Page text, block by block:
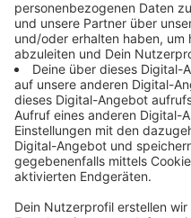
Handel und der
wären unter anderem
Coronatests der
digital nachverfolgt und
werden. Der Kreis
bei uns für optimal. Das
weiter. Die Konkurrenz ist
Insgesamt hatten sich